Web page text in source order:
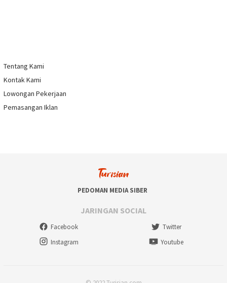
Tentang Kami
Kontak Kami
Lowongan Pekerjaan
Pemasangan Iklan
PEDOMAN MEDIA SIBER
JARINGAN SOCIAL
Facebook
Twitter
Instagram
Youtube